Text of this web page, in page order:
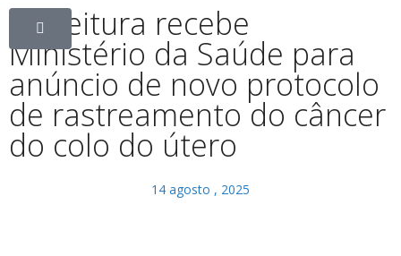
Prefeitura recebe
Ministério da Saúde para
anúncio de novo protocolo
de rastreamento do câncer
do colo do útero
14 agosto , 2025